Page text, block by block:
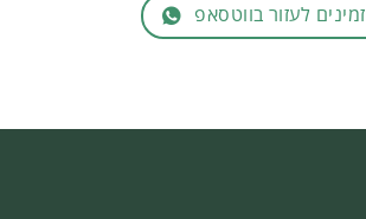
זמינים לעזור בווטסאפ